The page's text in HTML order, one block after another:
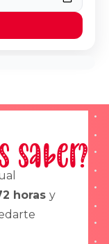
saber?
horas y